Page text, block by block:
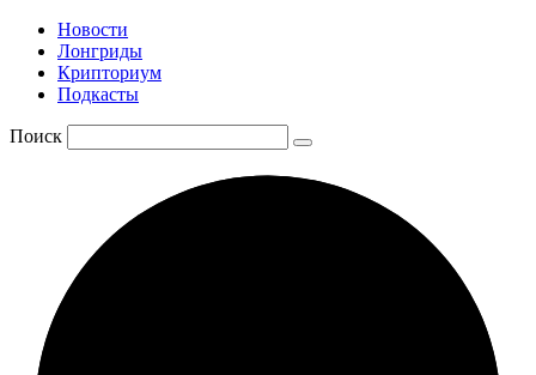
Новости
Лонгриды
Крипториум
Подкасты
Поиск